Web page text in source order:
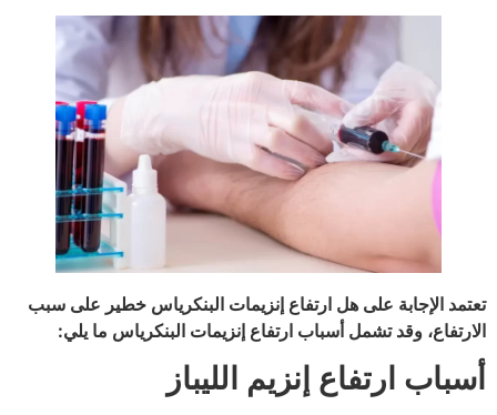
تعتمد الإجابة على هل ارتفاع إنزيمات البنكرياس خطير على سبب
الارتفاع، وقد تشمل أسباب ارتفاع إنزيمات البنكرياس ما يلي:
أسباب ارتفاع إنزيم الليباز